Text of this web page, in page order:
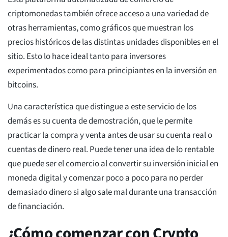
criptomonedas también ofrece acceso a una variedad de
otras herramientas, como gráficos que muestran los
precios históricos de las distintas unidades disponibles en el
sitio. Esto lo hace ideal tanto para inversores
experimentados como para principiantes en la inversión en
bitcoins.
Una característica que distingue a este servicio de los
demás es su cuenta de demostración, que le permite
practicar la compra y venta antes de usar su cuenta real o
cuentas de dinero real. Puede tener una idea de lo rentable
que puede ser el comercio al convertir su inversión inicial en
moneda digital y comenzar poco a poco para no perder
demasiado dinero si algo sale mal durante una transacción
de financiación.